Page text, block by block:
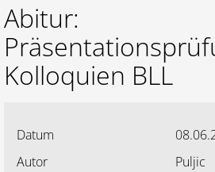
Abitur:
Kolloquien BLL
Datum
Autor
Puljic